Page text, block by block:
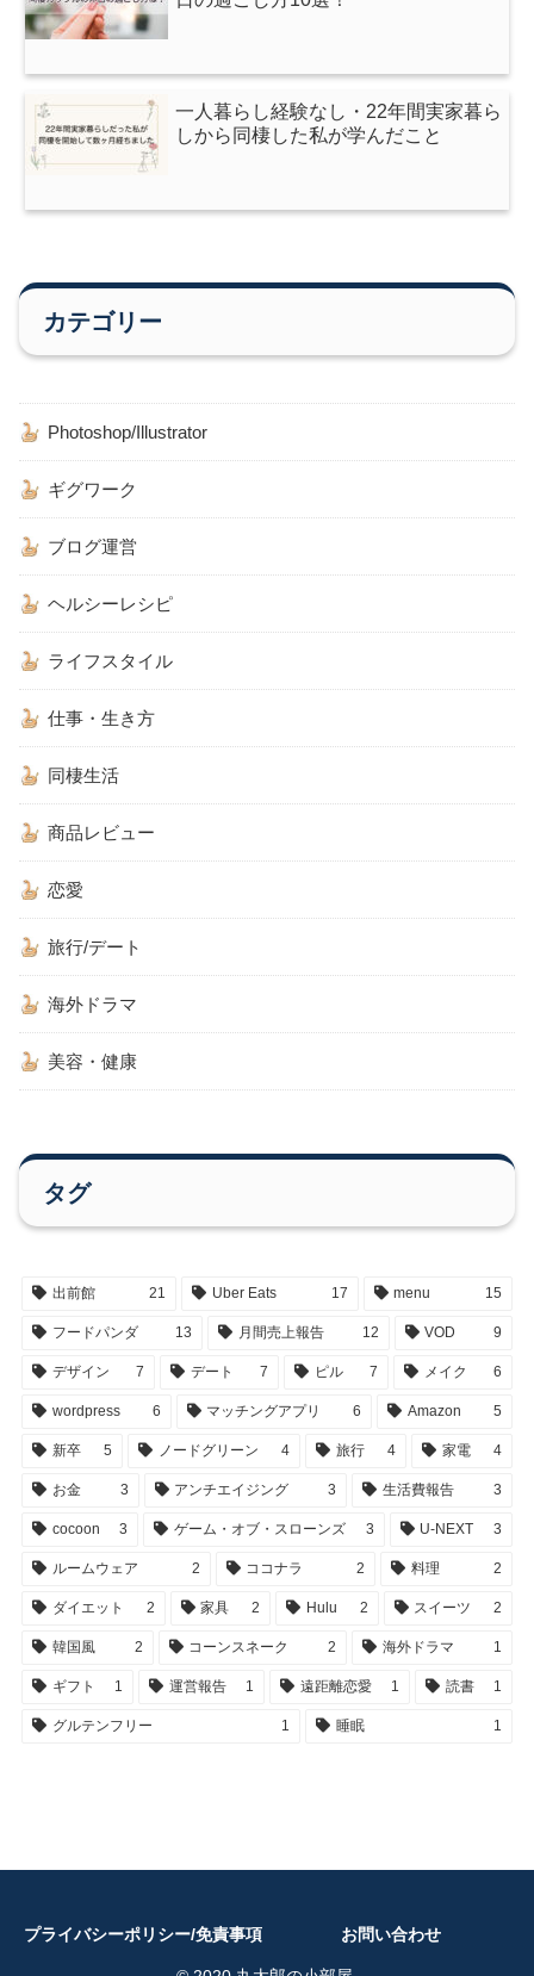
一人暮らし経験なし・22年間実家暮ら
しから同棲した私が学んだこと
カテゴリー
Photoshop/Illustrator
ギグワーク
ブログ運営
ヘルシーレシピ
ライフスタイル
仕事・生き方
同棲生活
商品レビュー
恋愛
旅行/デート
海外ドラマ
美容・健康
タグ
出前館 21 Uber Eats 17 menu 15
フードパンダ 13 月間売上報告 12 VOD 9
デザイン 7 デート 7 ピル 7 メイク 6
wordpress 6 マッチングアプリ 6 Amazon 5
新卒 5 ノードグリーン 4 旅行 4 家電 4
お金 3 アンチエイジング 3 生活費報告 3
cocoon 3 ゲーム・オブ・スローンズ 3 U-NEXT 3
ルームウェア 2 ココナラ 2 料理 2
ダイエット 2 家具 2 Hulu 2 スイーツ 2
韓国風 2 コーンスネーク 2 海外ドラマ 1
ギフト 1 運営報告 1 遠距離恋愛 1 読書 1
グルテンフリー 1 睡眠 1
プライバシーポリシー/免責事項 お問い合わせ